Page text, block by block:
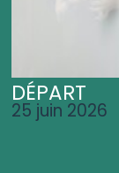
DÉPART
25 juin 2026